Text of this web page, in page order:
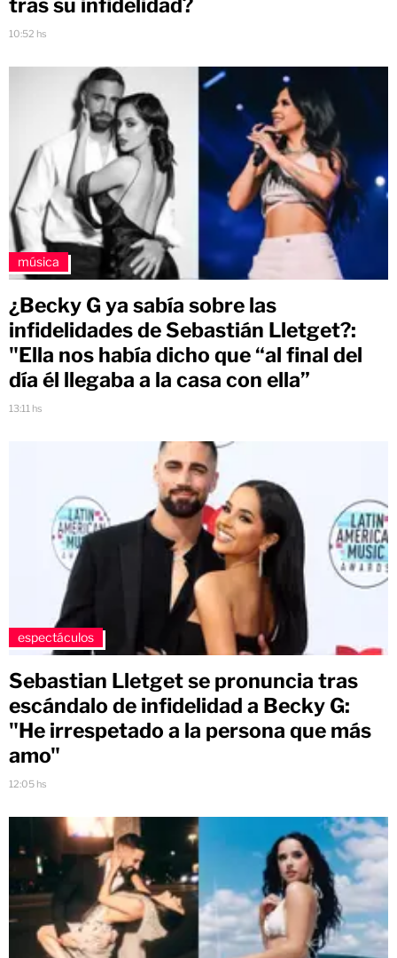
10:52 hs
música
¿Becky G ya sabía sobre las
infidelidades de Sebastián Lletget?:
"Ella nos había dicho que “al final del
día él llegaba a la casa con ella”
13:11 hs
espectáculos
Sebastian Lletget se pronuncia tras
escándalo de infidelidad a Becky G:
"He irrespetado a la persona que más
amo"
12:05 hs